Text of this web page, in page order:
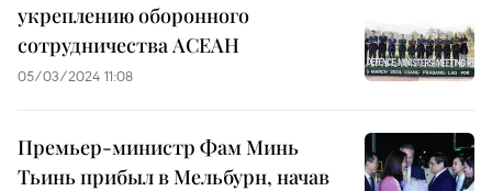
укреплению оборонного
сотрудничества АСЕАН
05/03/2024 11:08
Премьер-министр Фам Минь
Тьинь прибыл в Мельбурн, начав